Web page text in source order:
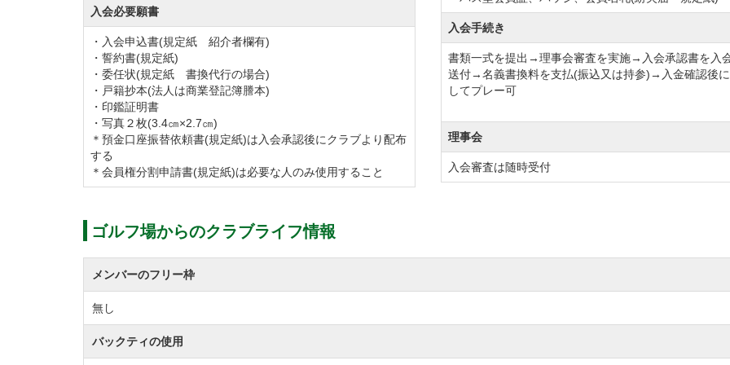
入会必要願書
・入会申込書(規定紙 紹介者欄有)
・誓約書(規定紙)
・委任状(規定紙 書換代行の場合)
・戸籍抄本(法人は商業登記簿謄本)
・印鑑証明書
・写真２枚(3.4㎝×2.7㎝)
＊預金口座振替依頼書(規定紙)は入会承認後にクラブより配布
する
＊会員権分割申請書(規定紙)は必要な人のみ使用すること
入会手続き
書類一式を提出→理事会審査を実施→入会承認書を入
送付→名義書換料を支払(振込又は持参)→入金確認後に
してプレー可
理事会
入会審査は随時受付
ゴルフ場からのクラブライフ情報
メンバーのフリー枠
無し
バックティの使用